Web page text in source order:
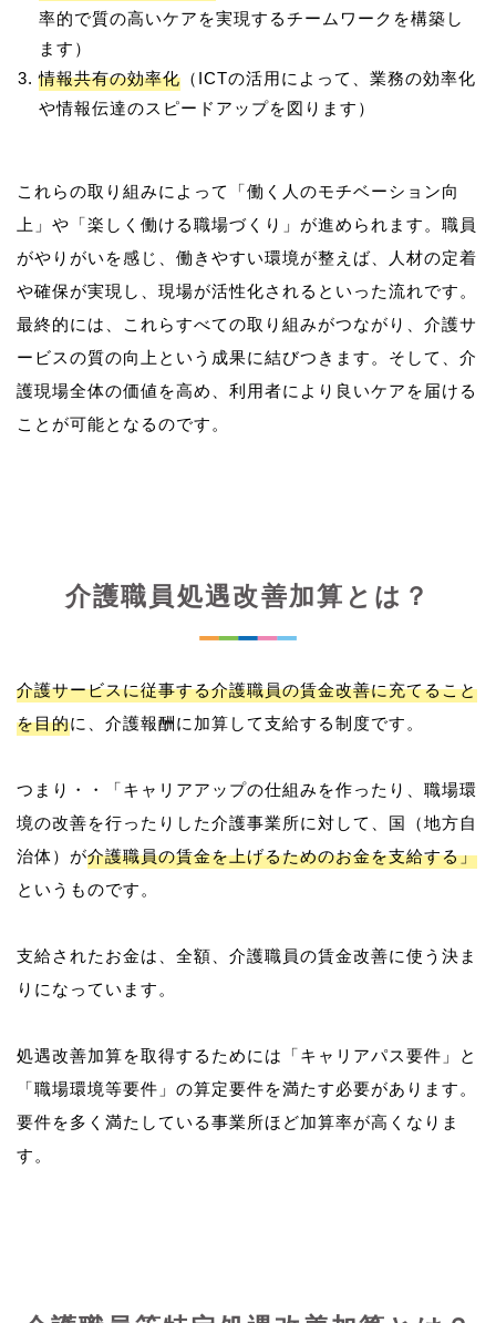
率的で質の高いケアを実現するチームワークを構築し
ます）
情報共有の効率化 （ICTの活用によって、業務の効率化
や情報伝達のスピードアップを図ります）
これらの取り組みによって「働く人のモチベーション向
上」や「楽しく働ける職場づくり」が進められます。職員
がやりがいを感じ、働きやすい環境が整えば、人材の定着
や確保が実現し、現場が活性化されるといった流れです。
最終的には、これらすべての取り組みがつながり、介護サ
ービスの質の向上という成果に結びつきます。そして、介
護現場全体の価値を高め、利用者により良いケアを届ける
介護職員処遇改善加算とは？
介護サービスに従事する介護職員の賃金改善に充てること
を目的に、介護報酬に加算して支給する制度です。
つまり・・「キャリアアップの仕組みを作ったり、職場環
境の改善を行ったりした介護事業所に対して、国（地方自
治体）が介護職員の賃金を上げるためのお金を支給する」
というものです。
支給されたお金は、全額、介護職員の賃金改善に使う決ま
りになっています。
処遇改善加算を取得するためには「キャリアパス要件」と
「職場環境等要件」の算定要件を満たす必要があります。
要件を多く満たしている事業所ほど加算率が高くなりま
す。